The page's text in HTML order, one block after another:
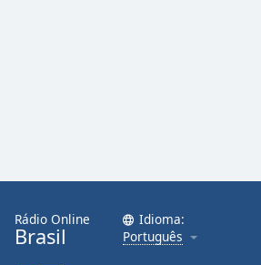
Rádio Online
Brasil
Idioma:
Português